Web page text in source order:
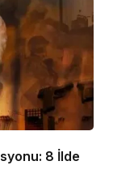
8 İlde